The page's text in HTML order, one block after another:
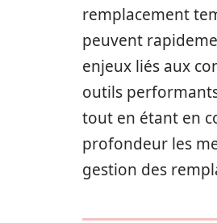
remplacement
peuvent
enjeux liés aux
outils
tout en étant en
profondeur les
gestion des